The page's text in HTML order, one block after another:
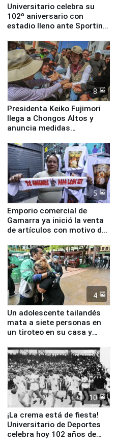
Universitario celebra su
102º aniversario con
estadio lleno ante Sporting
8
Presidenta Keiko Fujimori
llega a Chongos Altos y
anuncia medidas
educación, salud y empleo
5
Emporio comercial de
Gamarra ya inició la venta
de artículos con motivo de
4
Un adolescente tailandés
mata a siete personas en
un tiroteo en su casa y
10
¡La crema está de fiesta!
Universitario de Deportes
celebra hoy 102 años de